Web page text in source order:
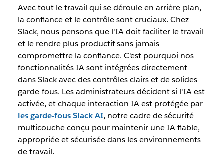
Avec tout le travail qui se déroule en arrière-plan,
la confiance et le contrôle sont cruciaux. Chez
Slack, nous pensons que l'IA doit faciliter le travail
et le rendre plus productif sans jamais
compromettre la confiance. C'est pourquoi nos
fonctionnalités IA sont intégrées directement
dans Slack avec des contrôles clairs et de solides
garde-fous. Les administrateurs décident si l'IA est
activée, et chaque interaction IA est protégée par
les garde-fous Slack AI, notre cadre de sécurité
multicouche conçu pour maintenir une IA fiable,
appropriée et sécurisée dans les environnements
de travail.